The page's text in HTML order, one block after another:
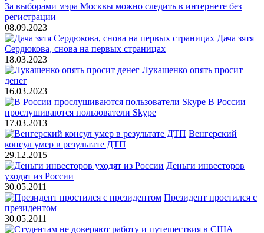
За выборами мэра Москвы можно следить в интернете без
регистрации
08.09.2023
Дача зятя
Сердюкова, снова на первых страницах
18.03.2023
Лукашенко опять просит
денег
16.03.2023
В России
прослушиваются пользователи Skype
17.03.2013
Венгерский
консул умер в результате ДТП
29.12.2015
Деньги инвесторов
уходят из России
30.05.2011
Президент простился с
президентом
30.05.2011